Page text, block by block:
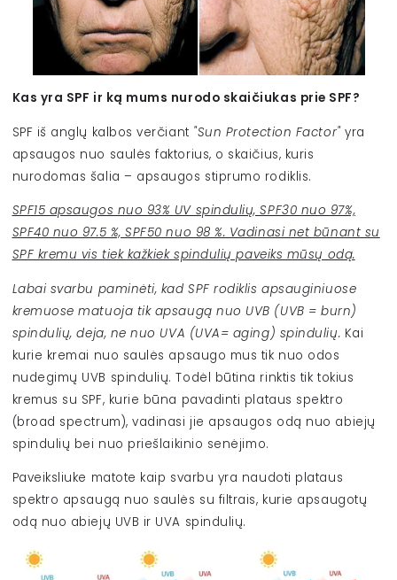
Kas yra SPF ir ką mums nurodo skaičiukas prie SPF?
SPF iš anglų kalbos verčiant "Sun Protection Factor"yra
apsaugos nuo saulės faktorius, o skaičius, kuris
nurodomas šalia – apsaugos stiprumo rodiklis.
SPF15 apsaugos nuo 93% UV spindulių, SPF30 nuo 97%,
SPF40 nuo 97.5 %, SPF50 nuo 98 %. Vadinasi net būnant su
SPF kremu vis tiek kažkiek spindulių paveiks mūsų odą.
Labai svarbu paminėti, kad SPF rodiklis apsauginiuose
kremuose matuoja tik apsaugą nuo UVB (UVB = burn)
spindulių, deja, ne nuo UVA (UVA= aging) spindulių. Kai
kurie kremai nuo saulės apsaugo mus tik nuo odos
nudegimų UVB spindulių. Todėl būtina rinktis tik tokius
kremus su SPF, kurie būna pavadinti plataus spektro
(broad spectrum), vadinasi jie apsaugos odą nuo abiejų
spindulių bei nuo priešlaikinio senėjimo.
Paveiksliuke matote kaip svarbu yra naudoti plataus
spektro apsaugą nuo saulės su filtrais, kurie apsaugotų
odą nuo abiejų UVB ir UVA spindulių.